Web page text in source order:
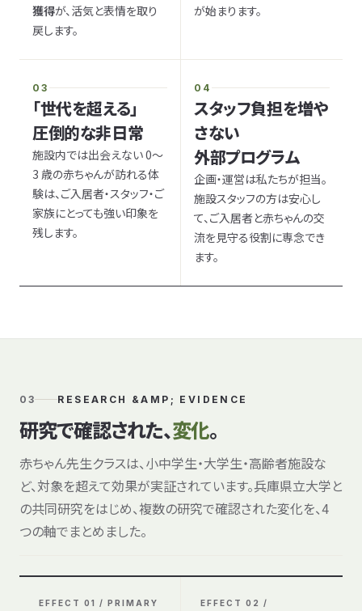
獲得が、活気と表情を取り
戻します。
が始まります。
03
「世代を超える」
圧倒的な非日常
施設内では出会えない 0〜
3 歳の赤ちゃんが訪れる体
験は、ご入居者・スタッフ・ご
家族にとっても強い印象を
残します。
04
スタッフ負担を増や
さない
外部プログラム
企画・運営は私たちが担当。
施設スタッフの方は安心し
て、ご入居者と赤ちゃんの交
流を見守る役割に専念でき
ます。
03 RESEARCH &AMP; EVIDENCE
研究で確認された、変化。
赤ちゃん先生クラスは、小中学生・大学生・高齢者施設な
ど、対象を超えて効果が実証されています。兵庫県立大学と
の共同研究をはじめ、複数の研究で確認された変化を、4
つの軸でまとめました。
EFFECT 01 / PRIMARY
EFFECT 02 /